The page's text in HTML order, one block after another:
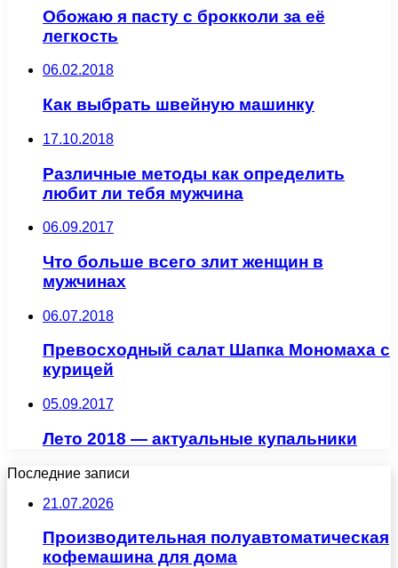
Обожаю я пасту с брокколи за её
легкость
06.02.2018
Как выбрать швейную машинку
17.10.2018
Различные методы как определить
любит ли тебя мужчина
06.09.2017
Что больше всего злит женщин в
мужчинах
06.07.2018
Превосходный салат Шапка Мономаха с
курицей
05.09.2017
Лето 2018 — актуальные купальники
Последние записи
21.07.2026
Производительная полуавтоматическая
кофемашина для дома